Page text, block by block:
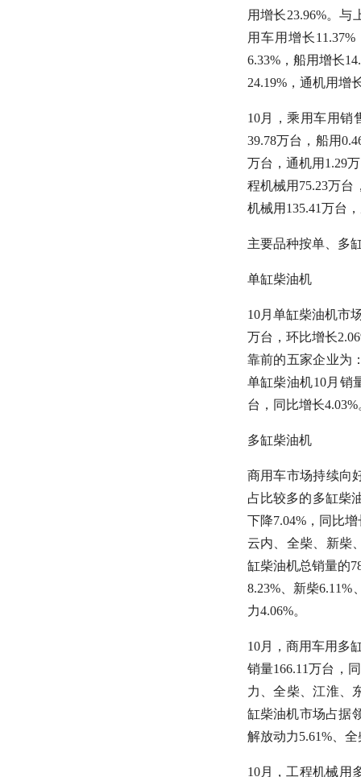
用增长23.96%。
用车用增长
6.33%，船用增长
24.19%，通机用增
10月，乘用车用销
39.78万台，船用
万台，通机用1.29
程机械用75.23万台
机械用135.41万台
主要品种按单、多
单缸柴油机
10月单缸柴油机市
万台，环比增长
靠前的五家企业为
单缸柴油机10月销
台，同比增长4.03%
多缸柴油机
商用车市场持续向
占比较多的多缸柴
下降7.04%，同比
云内、全柴、新柴
缸柴油机总销量的
8.23%、新柴6.11%
力4.06%。
10月，商用车用多
销量166.11万台，
力、全柴、江淮、
缸柴油机市场占据
解放动力5.61%、
10月，工程机械用